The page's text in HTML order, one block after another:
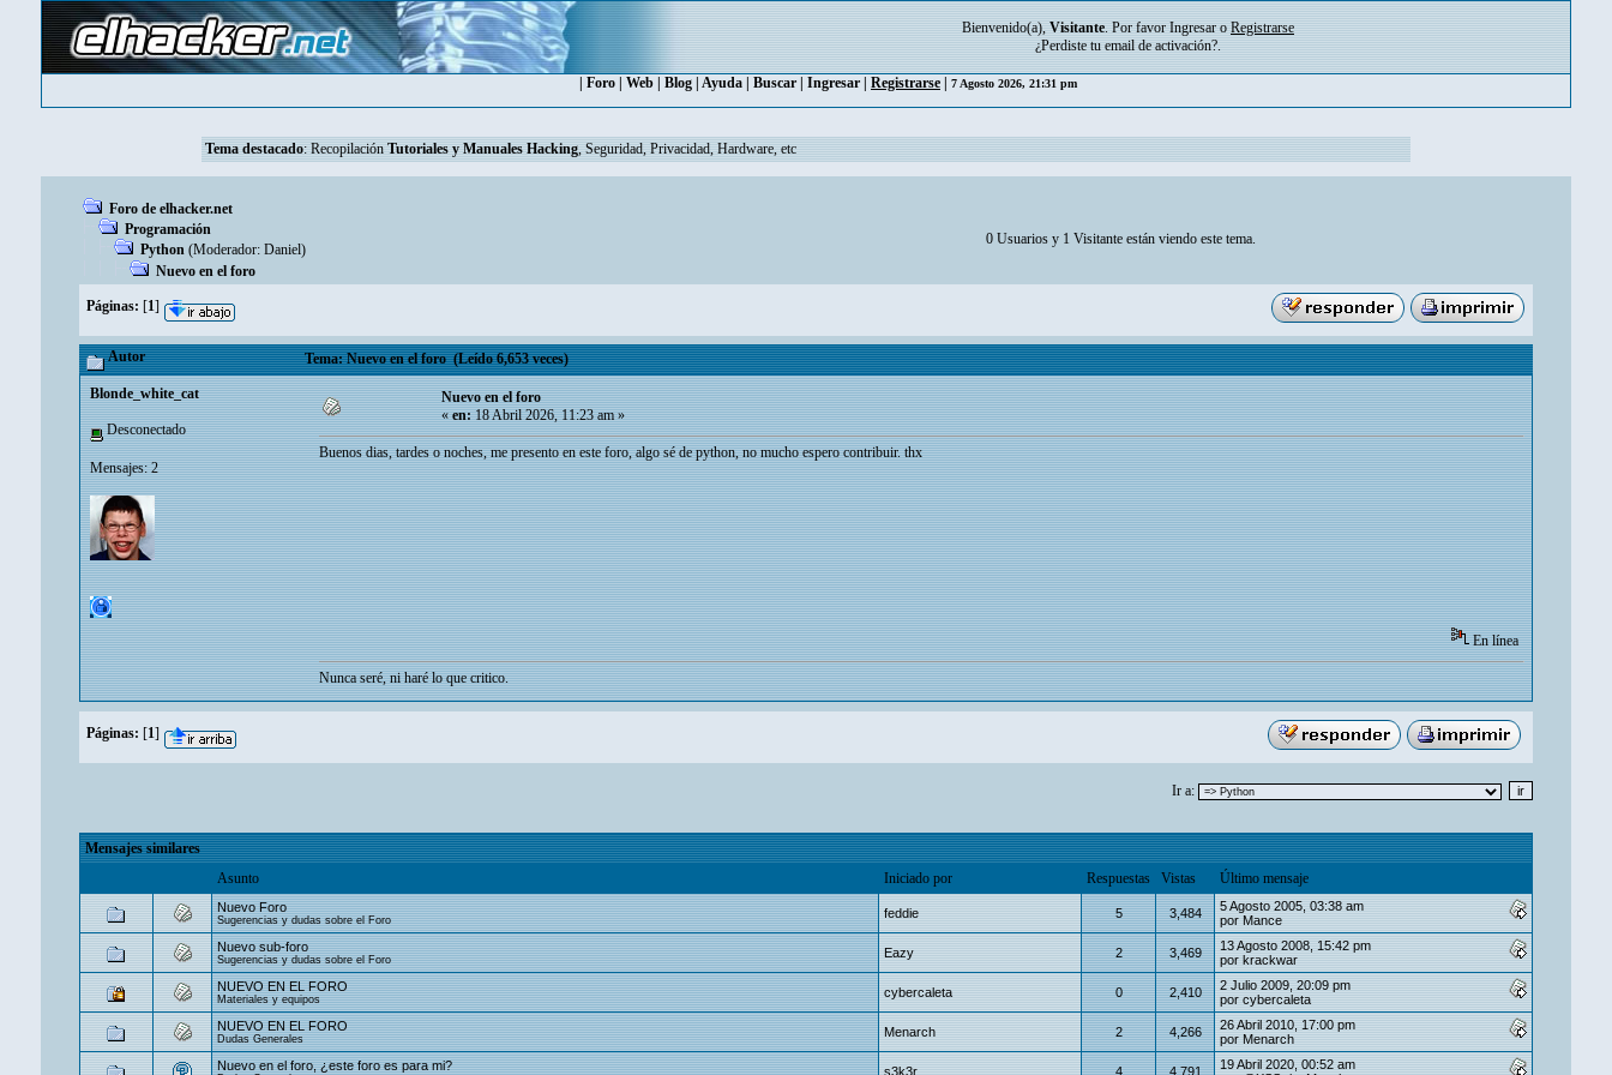
Bienvenido(a), Visitante. Por favor Ingresar o Registrarse
¿Perdiste tu email de activación?.
Foro Web Blog Ayuda Buscar Ingresar Registrarse 7 Agosto 2026, 21:31 pm
Tema destacado: Recopilación Tutoriales y Manuales Hacking, Seguridad, Privacidad, Hardware, etc
Foro de elhacker.net
Programación
Python (Moderador: Danielㅤ)
Nuevo en el foro
0 Usuarios y 1 Visitante están viendo este tema.
Páginas: [1]
Autor Tema: Nuevo en el foro (Leído 6,653 veces)
Blonde_white_cat
Desconectado
Mensajes: 2
Nuevo en el foro
«en:18 Abril 2026, 11:23 am »
Buenos dias, tardes o noches, me presento en este foro, algo sé de python, no mucho espero contribuir. thx
En línea
Nunca seré, ni haré lo que critico.
Páginas: [1]
Ir a:
Mensajes similares
Asunto
Iniciado por Respuestas Vistas Último mensaje
Nuevo Foro
Sugerencias y dudas sobre el Foro feddie 5 3,484
5 Agosto 2005, 03:38 am
por Mance
Nuevo sub-foro
Sugerencias y dudas sobre el Foro Eazy 2 3,469
13 Agosto 2008, 15:42 pm
por krackwar
NUEVO EN EL FORO
Materiales y equipos cybercaleta 0 2,410
2 Julio 2009, 20:09 pm
por cybercaleta
NUEVO EN EL FORO
Dudas Generales Menarch 2 4,266
26 Abril 2010, 17:00 pm
por Menarch
Nuevo en el foro, ¿este foro es para mi?
s3k3r 4 4,791
19 Abril 2020, 00:52 am